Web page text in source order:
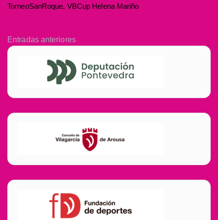
TorneoSanRoque, VBCup Helena Mariño
Entradas anteriores